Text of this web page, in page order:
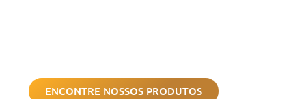
ENCONTRE NOSSOS PRODUTOS